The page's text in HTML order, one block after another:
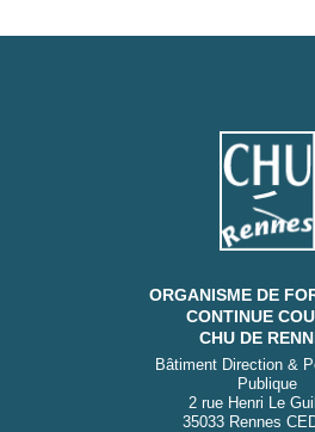
ORGANISME DE
CONTINUE
CHU DE
Bâtiment Direction &
Publique
2 rue Henri Le
35033 Rennes